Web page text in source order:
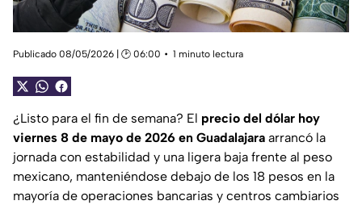
Publicado 08/05/2026 | 🕑 06:00 1 minuto lectura
¿Listo para el fin de semana? El precio del dólar hoy
viernes 8 de mayo de 2026 en Guadalajara arrancó la
jornada con estabilidad y una ligera baja frente al peso
mexicano, manteniéndose debajo de los 18 pesos en la
mayoría de operaciones bancarias y centros cambiarios